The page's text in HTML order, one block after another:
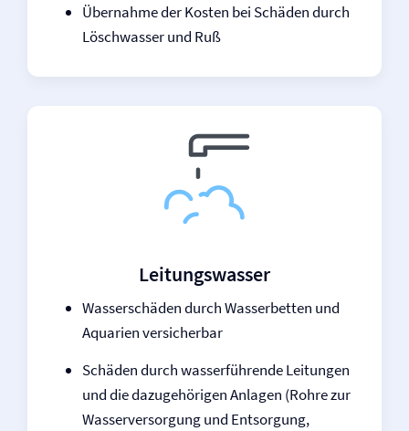
Übernahme der Kosten bei Schäden durch
Löschwasser und Ruß
Leitungswasser
Wasserschäden durch Wasserbetten und
Aquarien versicherbar
Schäden durch wasserführende Leitungen
und die dazugehörigen Anlagen (Rohre zur
Wasserversorgung und Entsorgung,